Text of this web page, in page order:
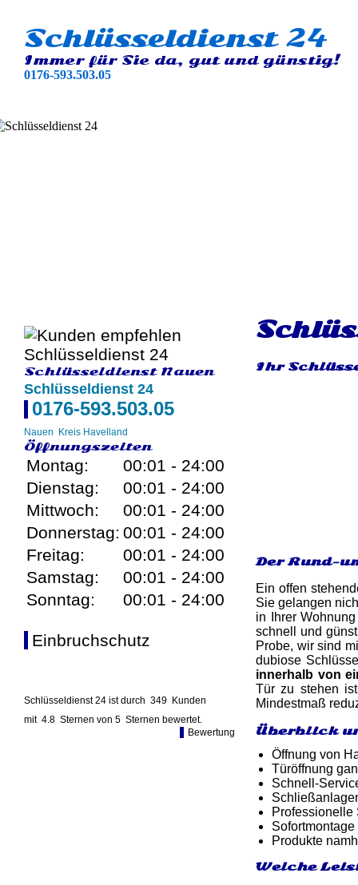
Schlüsseldienst 24
Immer für Sie da, gut und günstig!
0176-593.503.05
Schlüsseldienst Nauen
Schlüsseldienst 24
0176-593.503.05
Nauen Kreis Havelland
Öffnungszeiten
Montag:
00:01 - 24:00
Dienstag:
00:01 - 24:00
Mittwoch:
00:01 - 24:00
Donnerstag: 00:01 - 24:00
Freitag:
00:01 - 24:00
Samstag:
00:01 - 24:00
Sonntag:
00:01 - 24:00
Einbruchschutz
Schlüsseldienst 24 ist durch 349 Kunden
mit 4.8 Sternen von 5 Sternen bewertet.
Bewertung
Ihr
Der Rund-
Ein offen
Sie gelangen
in Ihrer
schnell und
Probe, wir sind
dubiose
innerhalb von
Tür zu stehen
Mindestmaß
Überblick
Öffnung von
Türöffnung
Schnell-
Professionelle
Produkte
Welche